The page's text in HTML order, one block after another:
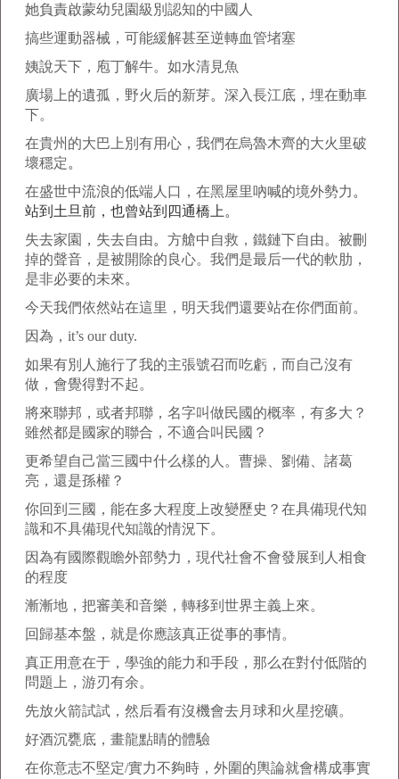
她負責啟蒙幼兒園級別認知的中國人
搞些運動器械，可能緩解甚至逆轉血管堵塞
姨說天下，庖丁解牛。如水清見魚
廣場上的遺孤，野火后的新芽。 深入長江底，埋在動車
下。
在貴州的大巴上別有用心，我們在烏魯木齊的大火里破
壞穩定。
在盛世中流浪的低端人口，在黑屋里吶喊的境外勢力 。
站到土旦前，也曾站到四通橋上 。
失去家園，失去自由。 方艙中自救，鐵鏈下自由。被刪
掉的聲音，是被開除的良心。我們是最后一代的軟肋，
是非必要的未來。
今天我們依然站在這里，明天我們還要站在你們面前。
因為，it’s our duty.
如果有別人施行了我的主張號召而吃虧，而自己沒有
做，會覺得對不起。
將來聯邦，或者邦聯，名字叫做民國的概率，有多大？
雖然都是國家的聯合，不適合叫民國？
更希望自己當三國中什么樣的人。曹操、劉備、諸葛
亮，還是孫權？
你回到三國，能在多大程度上改變歷史？在具備現代知
識和不具備現代知識的情況下。
因為有國際觀瞻外部勢力，現代社會不會發展到人相食
的程度
漸漸地，把審美和音樂，轉移到世界主義上來。
回歸基本盤，就是你應該真正從事的事情。
真正用意在于，學強的能力和手段，那么在對付低階的
問題上，游刃有余。
先放火箭試試，然后看有沒機會去月球和火星挖礦。
好酒沉甕底，畫龍點睛的體驗
在你意志不堅定/實力不夠時，外圍的輿論就會構成事實